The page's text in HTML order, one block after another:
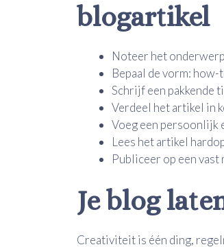
blogartikel
Noteer het
Bepaal de vorm:
Schrijf een pakkende
Verdeel het artikel in
Voeg een persoonlijk
Lees het artikel
Publiceer op een
Je blog
Creativiteit is één ding,